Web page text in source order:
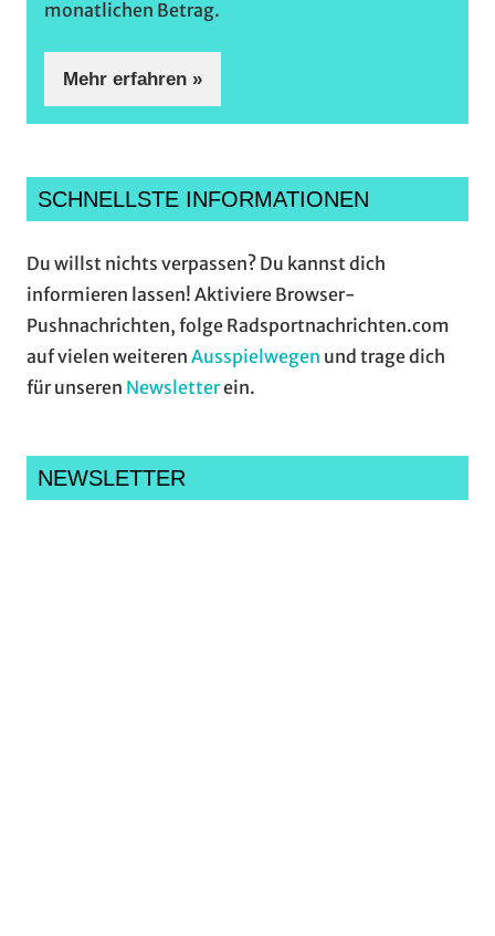
monatlichen Betrag.
Mehr erfahren »
SCHNELLSTE INFORMATIONEN
Du willst nichts verpassen? Du kannst dich
informieren lassen! Aktiviere Browser-
Pushnachrichten, folge Radsportnachrichten.com
auf vielen weiteren Ausspielwegen und trage dich
für unseren Newsletterein.
NEWSLETTER